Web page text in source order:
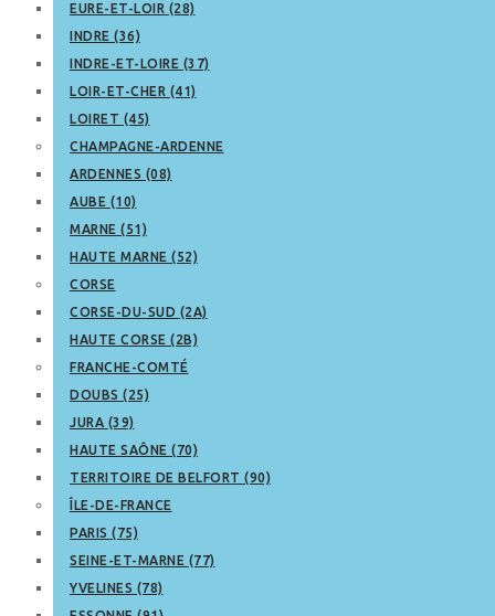
EURE-ET-LOIR (28)
INDRE (36)
INDRE-ET-LOIRE (37)
LOIR-ET-CHER (41)
LOIRET (45)
CHAMPAGNE-ARDENNE
ARDENNES (08)
AUBE (10)
MARNE (51)
HAUTE MARNE (52)
CORSE
CORSE-DU-SUD (2A)
HAUTE CORSE (2B)
FRANCHE-COMTÉ
DOUBS (25)
JURA (39)
HAUTE SAÔNE (70)
TERRITOIRE DE BELFORT (90)
ÎLE-DE-FRANCE
PARIS (75)
SEINE-ET-MARNE (77)
YVELINES (78)